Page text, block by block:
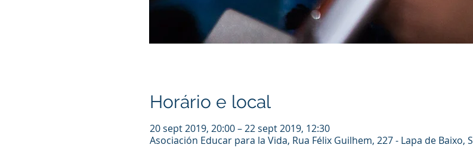
Horário e local
20 sept 2019, 20:00 – 22 sept 2019, 12:30
Asociación Educar para la Vida, Rua Félix Guilhem, 227 - Lapa de Baixo,